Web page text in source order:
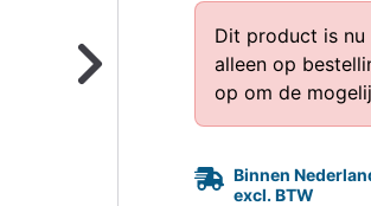
Naar
Dit product is
alleen op
op om de
Binnen
excl. BTW